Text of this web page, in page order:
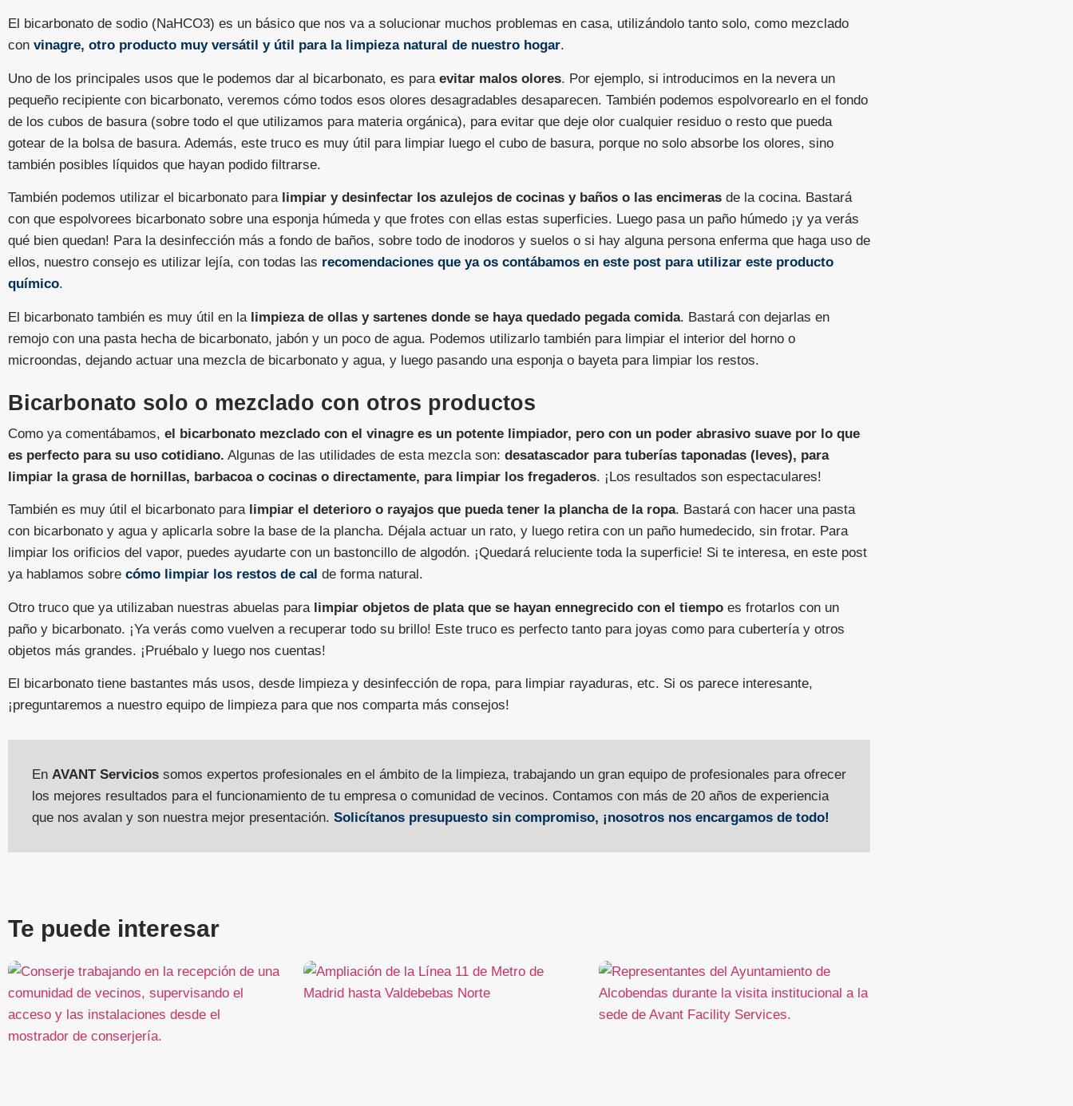
El bicarbonato de sodio (NaHCO3) es un básico que nos va a solucionar muchos problemas en casa, utilizándolo tanto solo, como mezclado
con vinagre, otro producto muy versátil y útil para la limpieza natural de nuestro hogar.
Uno de los principales usos que le podemos dar al bicarbonato, es para evitar malos olores. Por ejemplo, si introducimos en la nevera un
pequeño recipiente con bicarbonato, veremos cómo todos esos olores desagradables desaparecen. También podemos espolvorearlo en el fondo
de los cubos de basura (sobre todo el que utilizamos para materia orgánica), para evitar que deje olor cualquier residuo o resto que pueda
gotear de la bolsa de basura. Además, este truco es muy útil para limpiar luego el cubo de basura, porque no solo absorbe los olores, sino
también posibles líquidos que hayan podido filtrarse.
También podemos utilizar el bicarbonato para limpiar y desinfectar los azulejos de cocinas y baños o las encimeras de la cocina. Bastará
con que espolvorees bicarbonato sobre una esponja húmeda y que frotes con ellas estas superficies. Luego pasa un paño húmedo ¡y ya verás
qué bien quedan! Para la desinfección más a fondo de baños, sobre todo de inodoros y suelos o si hay alguna persona enferma que haga uso de
ellos, nuestro consejo es utilizar lejía, con todas las recomendaciones que ya os contábamos en este post para utilizar este producto
químico.
El bicarbonato también es muy útil en la limpieza de ollas y sartenes donde se haya quedado pegada comida. Bastará con dejarlas en
remojo con una pasta hecha de bicarbonato, jabón y un poco de agua. Podemos utilizarlo también para limpiar el interior del horno o
microondas, dejando actuar una mezcla de bicarbonato y agua, y luego pasando una esponja o bayeta para limpiar los restos.
Bicarbonato solo o mezclado con otros productos
Como ya comentábamos, el bicarbonato mezclado con el vinagre es un potente limpiador, pero con un poder abrasivo suave por lo que
es perfecto para su uso cotidiano. Algunas de las utilidades de esta mezcla son: desatascador para tuberías taponadas (leves), para
limpiar la grasa de hornillas, barbacoa o cocinas o directamente, para limpiar los fregaderos. ¡Los resultados son espectaculares!
También es muy útil el bicarbonato para limpiar el deterioro o rayajos que pueda tener la plancha de la ropa. Bastará con hacer una pasta
con bicarbonato y agua y aplicarla sobre la base de la plancha. Déjala actuar un rato, y luego retira con un paño humedecido, sin frotar. Para
limpiar los orificios del vapor, puedes ayudarte con un bastoncillo de algodón. ¡Quedará reluciente toda la superficie! Si te interesa, en este post
ya hablamos sobre cómo limpiar los restos de cal de forma natural.
Otro truco que ya utilizaban nuestras abuelas para limpiar objetos de plata que se hayan ennegrecido con el tiempo es frotarlos con un
paño y bicarbonato. ¡Ya verás como vuelven a recuperar todo su brillo! Este truco es perfecto tanto para joyas como para cubertería y otros
objetos más grandes. ¡Pruébalo y luego nos cuentas!
El bicarbonato tiene bastantes más usos, desde limpieza y desinfección de ropa, para limpiar rayaduras, etc. Si os parece interesante,
¡preguntaremos a nuestro equipo de limpieza para que nos comparta más consejos!
En AVANT Servicios somos expertos profesionales en el ámbito de la limpieza, trabajando un gran equipo de profesionales para ofrecer
los mejores resultados para el funcionamiento de tu empresa o comunidad de vecinos. Contamos con más de 20 años de experiencia
que nos avalan y son nuestra mejor presentación. Solicítanos presupuesto sin compromiso, ¡nosotros nos encargamos de todo!
Te puede interesar